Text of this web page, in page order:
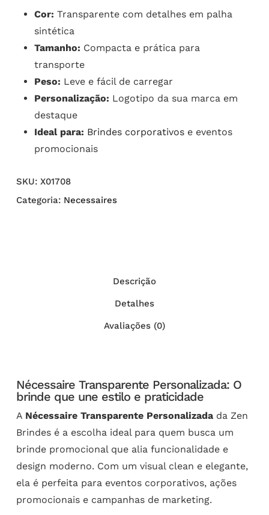
Cor: Transparente com detalhes em palha
sintética
Tamanho: Compacta e prática para
transporte
Peso: Leve e fácil de carregar
Personalização: Logotipo da sua marca em
destaque
Ideal para: Brindes corporativose eventos
promocionais
SKU: X01708
Categoria: Necessaires
Descrição
Detalhes
Avaliações (0)
Nécessaire Transparente Personalizada: O
brinde que une estilo e praticidade
A Nécessaire Transparente Personalizadada Zen
Brindes é a escolha ideal para quem busca um
brinde promocional que alia funcionalidade e
design moderno. Com um visual clean e elegante,
ela é perfeita para eventos corporativos, ações
promocionais e campanhas de marketing.